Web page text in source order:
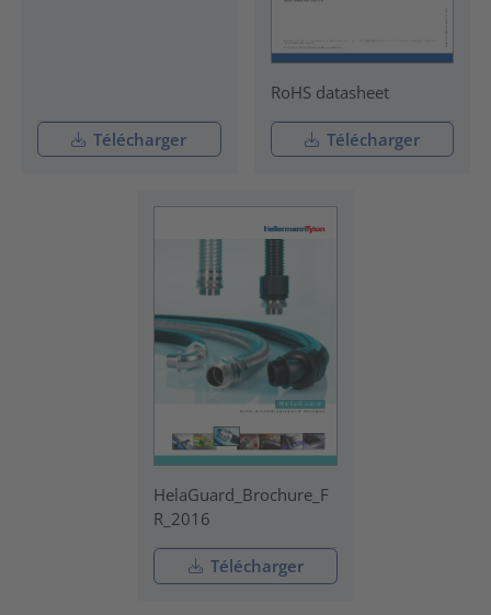
Télécharger
RoHS datasheet
Télécharger
HelaGuard_Brochure_F
R_2016
Télécharger